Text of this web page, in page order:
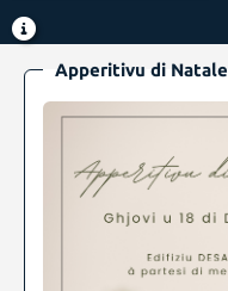
Apperitivu di Natale